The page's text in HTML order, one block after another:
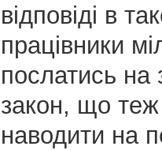
відповіді в
працівники
послатись на
закон, що
наводити на